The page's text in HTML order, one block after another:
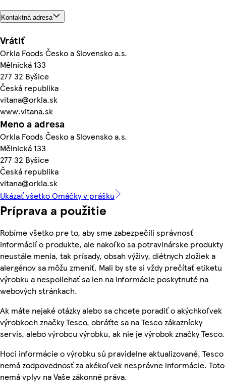
Kontaktná adresa
Vrátiť
Orkla Foods Česko a Slovensko a.s.
Mělnická 133
277 32 Byšice
Česká republika
vitana@orkla.sk
www.vitana.sk
Meno a adresa
Orkla Foods Česko a Slovensko a.s.
Mělnická 133
277 32 Byšice
Česká republika
vitana@orkla.sk
Ukázať všetko Omáčky v prášku
Príprava a použitie
Robíme všetko pre to, aby sme zabezpečili správnosť
informácií o produkte, ale nakoľko sa potravinárske produkty
neustále menia, tak prísady, obsah výživy, diétnych zložiek a
alergénov sa môžu zmeniť. Mali by ste si vždy prečítať etiketu
výrobku a nespoliehať sa len na informácie poskytnuté na
webových stránkach.
Ak máte nejaké otázky alebo sa chcete poradiť o akýchkoľvek
výrobkoch značky Tesco, obráťte sa na Tesco zákaznícky
servis, alebo výrobcu výrobku, ak nie je výrobok značky Tesco.
Hoci informácie o výrobku sú pravidelne aktualizované, Tesco
nemá zodpovednosť za akékoľvek nesprávne informácie. Toto
nemá vplyv na Vaše zákonné práva.